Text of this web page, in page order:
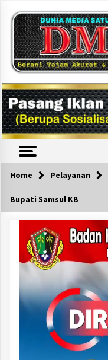
content
Home Pelayanan
Bupati Samsul KB